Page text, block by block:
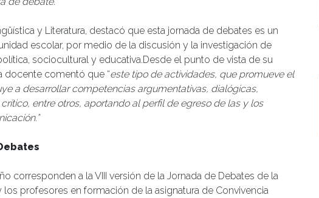
y Literatura, destacó que esta jornada de debates es un
escolar, por medio de la discusión y la investigación de
sociocultural y educativa.Desde el punto de vista de su
docente comentó que “este tipo de actividades, que promueve el
a desarrollar competencias argumentativas, dialógicas,
entre otros, aportando al perfil de egreso de las y los
corresponden a la VIII versión de la Jornada de Debates de la
profesores en formación de la asignatura de Convivencia